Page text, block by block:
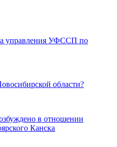
управления УФССП по
области?
в отношении
Канска